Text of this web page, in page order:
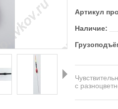
Артикул
Наличие:
с